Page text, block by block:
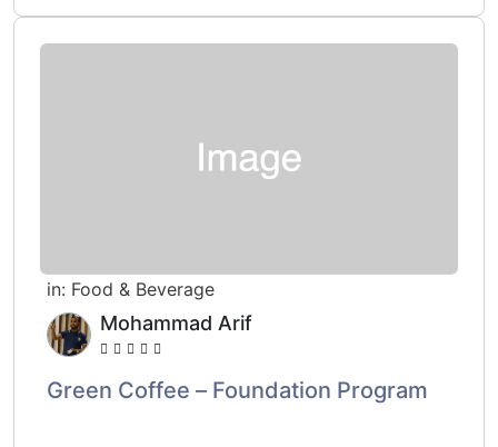
in: Food & Beverage
Mohammad Arif
Green Coffee – Foundation Program